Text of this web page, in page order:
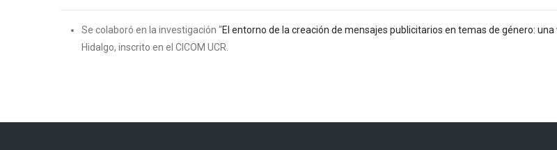
Se colaboró en la investigación “El entorno de la creación de mensajes publicitarios en temas de género:
Hidalgo, inscrito en el CICOM UCR.